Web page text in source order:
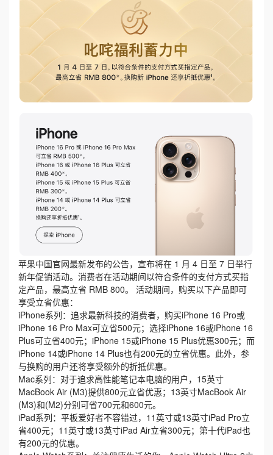
苹果中国官网最新发布的公告，宣布将在 1 月 4 日至 7 日举行
新年促销活动。消费者在活动期间以符合条件的支付方式买指
定产品，最高立省 RMB 800。 活动期间，购买以下产品即可
享受立省优惠：
iPhone系列：追求最新科技的消费者，购买iPhone 16 Pro或
iPhone 16 Pro Max可立省500元；选择iPhone 16或iPhone 16
Plus可立省400元；iPhone 15或iPhone 15 Plus优惠300元；而
iPhone 14或iPhone 14 Plus也有200元的立省优惠。此外，参
与换购的用户还将享受额外的折抵优惠。
Mac系列：对于追求高性能笔记本电脑的用户，15英寸
MacBook Air (M3)提供800元立省优惠；13英寸MacBook Air
(M3)和(M2)分别可省700元和600元。
iPad系列：平板爱好者不容错过，11英寸或13英寸iPad Pro立
省400元；11英寸或13英寸iPad Air立省300元；第十代iPad也
有200元的优惠。